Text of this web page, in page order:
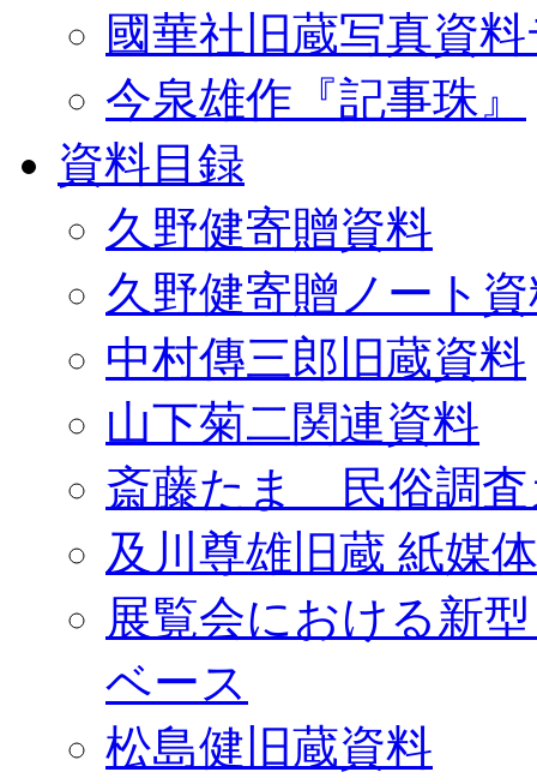
國華社旧蔵写真資
今泉雄作『記事珠』
資料目録
久野健寄贈資料
久野健寄贈ノート
中村傳三郎旧蔵資料
山下菊二関連資料
斎藤たま 民俗調査
及川尊雄旧蔵 紙媒
展覧会における新
ベース
松島健旧蔵資料